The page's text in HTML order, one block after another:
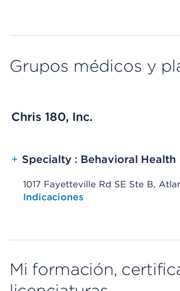
Grupos médicos y
Chris 180, Inc.
+ Specialty : Behavioral Health
1017 Fayetteville Rd SE Ste B,
Opens native map application on
Indicaciones
Mi formación,